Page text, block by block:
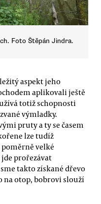
Foto Štěpán Jindra.
aspekt jeho
aplikovali ještě
totiž schopnosti
výmladky.
pruty a ty se časem
lze tudíž
velké
prořezávat
takto získané dřevo
na otop, bobrovi slouží